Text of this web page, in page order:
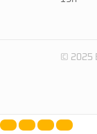
© 2025